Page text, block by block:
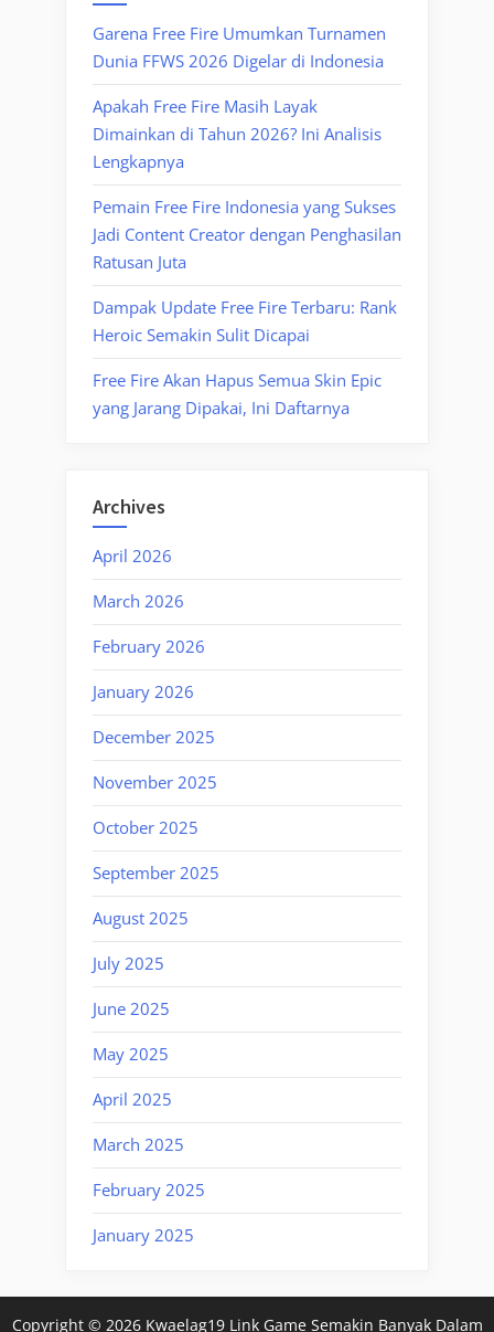
Garena Free Fire Umumkan Turnamen
Dunia FFWS 2026 Digelar di Indonesia
Apakah Free Fire Masih Layak
Dimainkan di Tahun 2026? Ini Analisis
Lengkapnya
Pemain Free Fire Indonesia yang Sukses
Jadi Content Creator dengan Penghasilan
Ratusan Juta
Dampak Update Free Fire Terbaru: Rank
Heroic Semakin Sulit Dicapai
Free Fire Akan Hapus Semua Skin Epic
yang Jarang Dipakai, Ini Daftarnya
Archives
April 2026
March 2026
February 2026
January 2026
December 2025
November 2025
October 2025
September 2025
August 2025
July 2025
June 2025
May 2025
April 2025
March 2025
February 2025
January 2025
Copyright © 2026 Kwaelag19 Link Game Semakin Banyak Dalam